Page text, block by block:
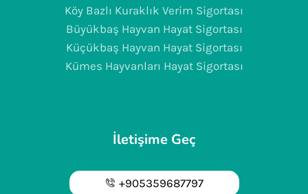
Köy Bazlı Kuraklık Verim Sigortası
Büyükbaş Hayvan Hayat Sigortası
Küçükbaş Hayvan Hayat Sigortası
Kümes Hayvanları Hayat Sigortası
İletişime Geç
+905359687797